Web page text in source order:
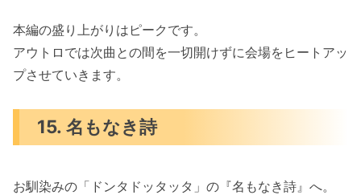
本編の盛り上がりはピークです。
アウトロでは次曲との間を一切開けずに会場をヒートアッ
プさせていきます。
15. 名もなき詩
お馴染みの「ドンタドッタッタ」の『名もなき詩』へ。